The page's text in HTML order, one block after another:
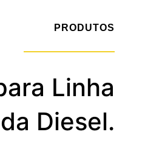
PRODUTOS
Linha
Diesel.